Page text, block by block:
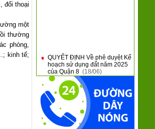
đối thoại
một
thường
phòng,
kinh tế;
QUYẾT ĐỊNH Về phê duyệt Kế
hoạch sử dụng đất năm 2025
của Quận 8(18/06)
Giới thiệu nội dung mới tại
Thông tư 31 và Thông tư 32
của Bộ Tài Chính(10/06)
QUẬN 8 KHAI MẠC HỘI THAO
QUỐC PHÒNG NĂM 2025
(09/06)